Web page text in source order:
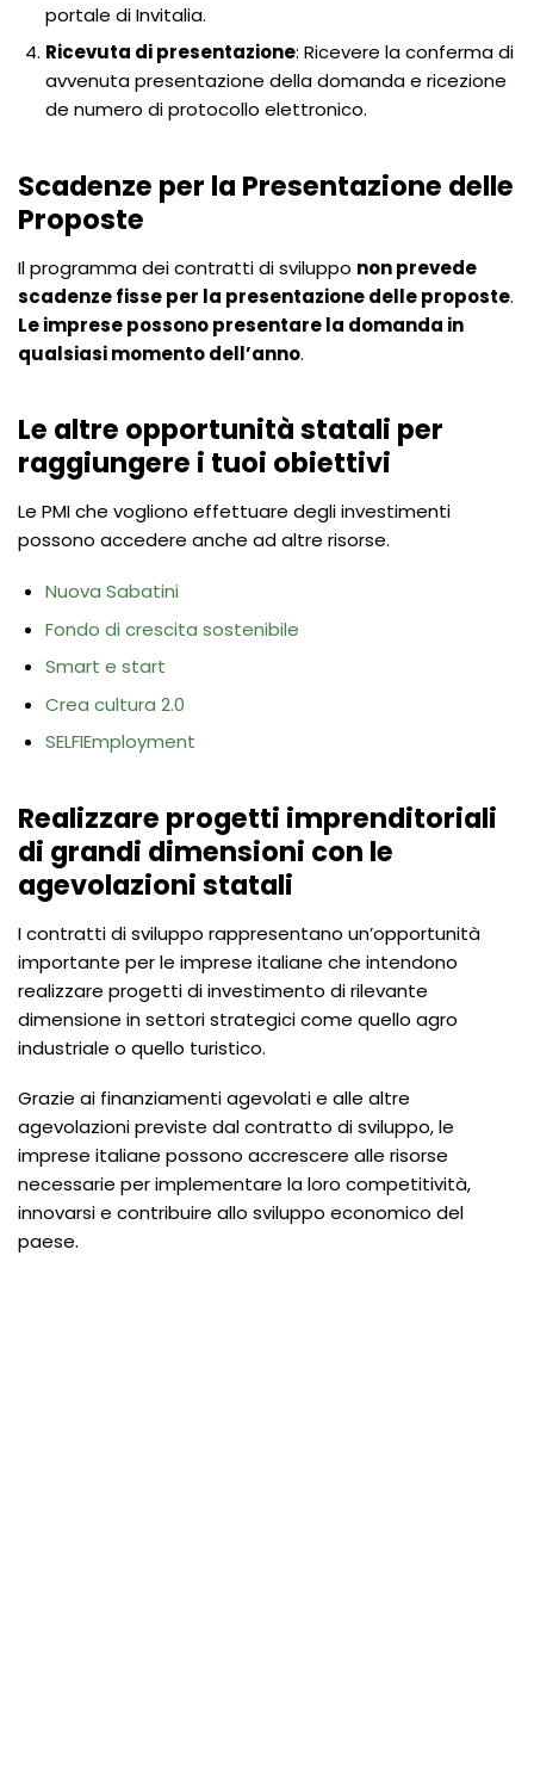
portale di Invitalia.
Ricevuta di presentazione: Ricevere la conferma di
avvenuta presentazione della domanda e ricezione
de numero di protocollo elettronico.
Scadenze per la Presentazione delle
Proposte
Il programma dei contratti di sviluppo non prevede
scadenze fisse per la presentazione delle proposte.
Le imprese possono presentare la domanda in
qualsiasi momento dell’anno.
Le altre opportunità statali per
raggiungere i tuoi obiettivi
Le PMI che vogliono effettuare degli investimenti
possono accedere anche ad altre risorse.
Nuova Sabatini
Fondo di crescita sostenibile
Smart e start
Crea cultura 2.0
SELFIEmployment
Realizzare progetti imprenditoriali
di grandi dimensioni con le
agevolazioni statali
I contratti di sviluppo rappresentano un’opportunità
importante per le imprese italiane che intendono
realizzare progetti di investimento di rilevante
dimensione in settori strategici come quello agro
industriale o quello turistico.
Grazie ai finanziamenti agevolati e alle altre
agevolazioni previste dal contratto di sviluppo, le
imprese italiane possono accrescere alle risorse
necessarie per implementare la loro competitività,
innovarsi e contribuire allo sviluppo economico del
paese.